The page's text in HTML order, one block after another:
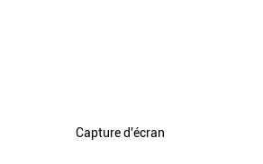
Capture d'écran